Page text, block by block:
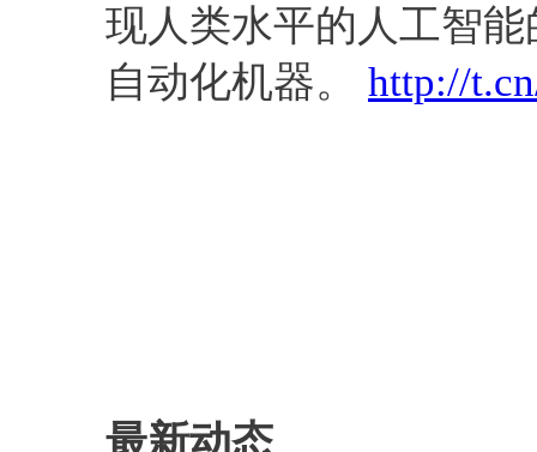
现人类水平的人工智
自动化机器。 http://
最新动态